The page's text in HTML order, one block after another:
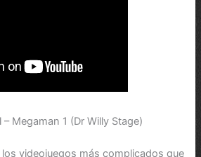
– Megaman 1 (Dr Willy Stage)
videojuegos más complicados que